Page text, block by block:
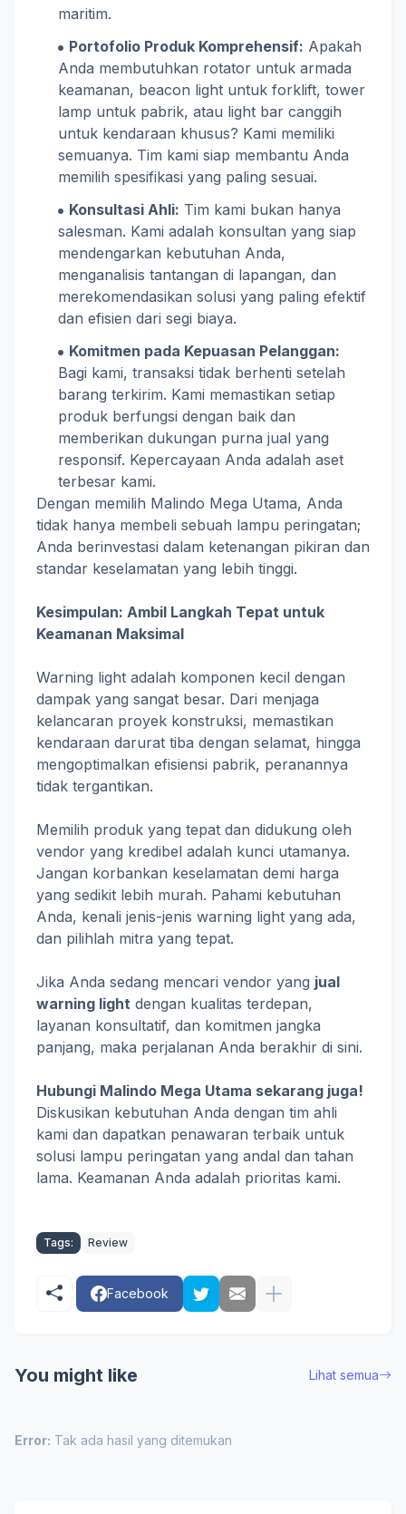
maritim.
Portofolio Produk Komprehensif: Apakah
Anda membutuhkan rotator untuk armada
keamanan, beacon light untuk forklift, tower
lamp untuk pabrik, atau light bar canggih
untuk kendaraan khusus? Kami memiliki
semuanya. Tim kami siap membantu Anda
memilih spesifikasi yang paling sesuai.
Konsultasi Ahli: Tim kami bukan hanya
salesman. Kami adalah konsultan yang siap
mendengarkan kebutuhan Anda,
menganalisis tantangan di lapangan, dan
merekomendasikan solusi yang paling efektif
dan efisien dari segi biaya.
Komitmen pada Kepuasan Pelanggan:
Bagi kami, transaksi tidak berhenti setelah
barang terkirim. Kami memastikan setiap
produk berfungsi dengan baik dan
memberikan dukungan purna jual yang
responsif. Kepercayaan Anda adalah aset
terbesar kami.
Dengan memilih Malindo Mega Utama, Anda
tidak hanya membeli sebuah lampu peringatan;
Anda berinvestasi dalam ketenangan pikiran dan
standar keselamatan yang lebih tinggi.
Kesimpulan: Ambil Langkah Tepat untuk
Keamanan Maksimal
Warning light adalah komponen kecil dengan
dampak yang sangat besar. Dari menjaga
kelancaran proyek konstruksi, memastikan
kendaraan darurat tiba dengan selamat, hingga
mengoptimalkan efisiensi pabrik, peranannya
tidak tergantikan.
Memilih produk yang tepat dan didukung oleh
vendor yang kredibel adalah kunci utamanya.
Jangan korbankan keselamatan demi harga
yang sedikit lebih murah. Pahami kebutuhan
Anda, kenali jenis-jenis warning light yang ada,
dan pilihlah mitra yang tepat.
Jika Anda sedang mencari vendor yang jual
warning light dengan kualitas terdepan,
layanan konsultatif, dan komitmen jangka
panjang, maka perjalanan Anda berakhir di sini.
Hubungi Malindo Mega Utama sekarang juga!
Diskusikan kebutuhan Anda dengan tim ahli
kami dan dapatkan penawaran terbaik untuk
solusi lampu peringatan yang andal dan tahan
lama. Keamanan Anda adalah prioritas kami.
Tags: Review
Facebook
You might like Lihat semua
Error: Tak ada hasil yang ditemukan